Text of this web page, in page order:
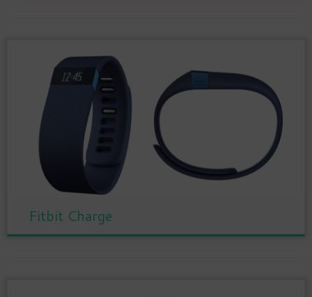
Fitbit Charge